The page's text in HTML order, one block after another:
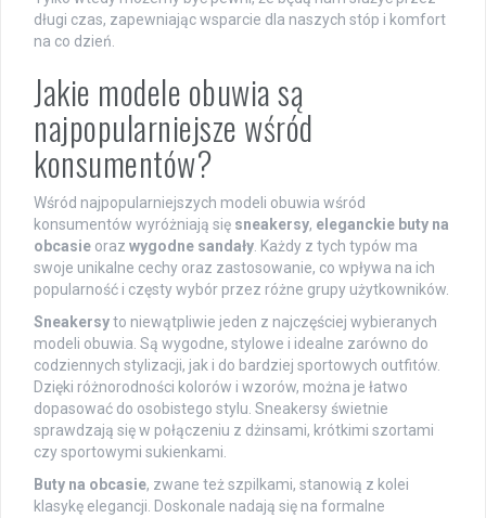
długi czas, zapewniając wsparcie dla naszych stóp i komfort
na co dzień.
Jakie modele obuwia są
najpopularniejsze wśród
konsumentów?
Wśród najpopularniejszych modeli obuwia wśród
konsumentów wyróżniają się sneakersy, eleganckie buty na
obcasie oraz wygodne sandały. Każdy z tych typów ma
swoje unikalne cechy oraz zastosowanie, co wpływa na ich
popularność i częsty wybór przez różne grupy użytkowników.
Sneakersyto niewątpliwie jeden z najczęściej wybieranych
modeli obuwia. Są wygodne, stylowe i idealne zarówno do
codziennych stylizacji, jak i do bardziej sportowych outfitów.
Dzięki różnorodności kolorów i wzorów, można je łatwo
dopasować do osobistego stylu. Sneakersy świetnie
sprawdzają się w połączeniu z dżinsami, krótkimi szortami
czy sportowymi sukienkami.
Buty na obcasie, zwane też szpilkami, stanowią z kolei
klasykę elegancji. Doskonale nadają się na formalne